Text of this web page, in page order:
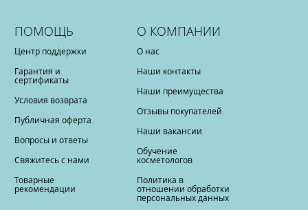
ПОМОЩЬ
Центр поддержки
Гарантия и
сертификаты
Условия возврата
Публичная оферта
Вопросы и ответы
Свяжитесь с нами
Товарные
рекомендации
О КОМПАНИИ
О нас
Наши контакты
Наши преимущества
Отзывы покупателей
Наши вакансии
Обучение
косметологов
Политика в
отношении обработки
персональных данных